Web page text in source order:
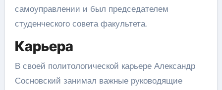
самоуправлении и был председателем
студенческого совета факультета.
Карьера
В своей политологической карьере Александр
Сосновский занимал важные руководящие